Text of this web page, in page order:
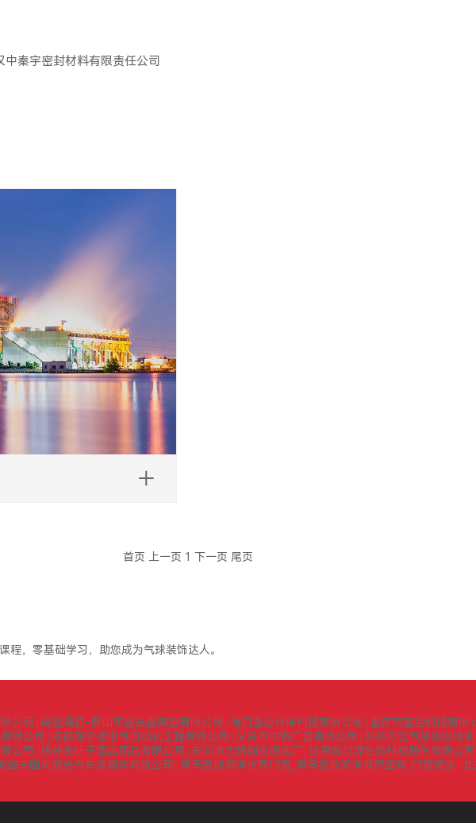
中秦宇密封材料有限责任公司
首页 上一页 1 下一页 尾页
，零基础学习，助您成为气球装饰达人。
公司 高途陶瓷-佛山市鑫品嘉陶瓷有限公司 海口壹心环保科技有限公司 重庆市富炬科技有限
限公司 成都海宇通电气自动化工程有限公司 义乌市中傲广告有限公司 郑州天艺气球派对培
公司 扬州金叶子酒店用品有限公司 东莞市大朗创点服装厂 甘肃爽口源生态科技股份有限公司
省宁国市晨光汽车零部件有限公司 青岛极地海洋世界门票_青岛极地海洋世界团购_门票预定